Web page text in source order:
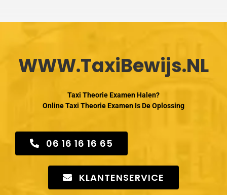
WWW.TaxiBewijs.NL
Taxi Theorie Examen Halen?
Online Taxi Theorie Examen Is De Oplossing
06 16 16 16 65
KLANTENSERVICE